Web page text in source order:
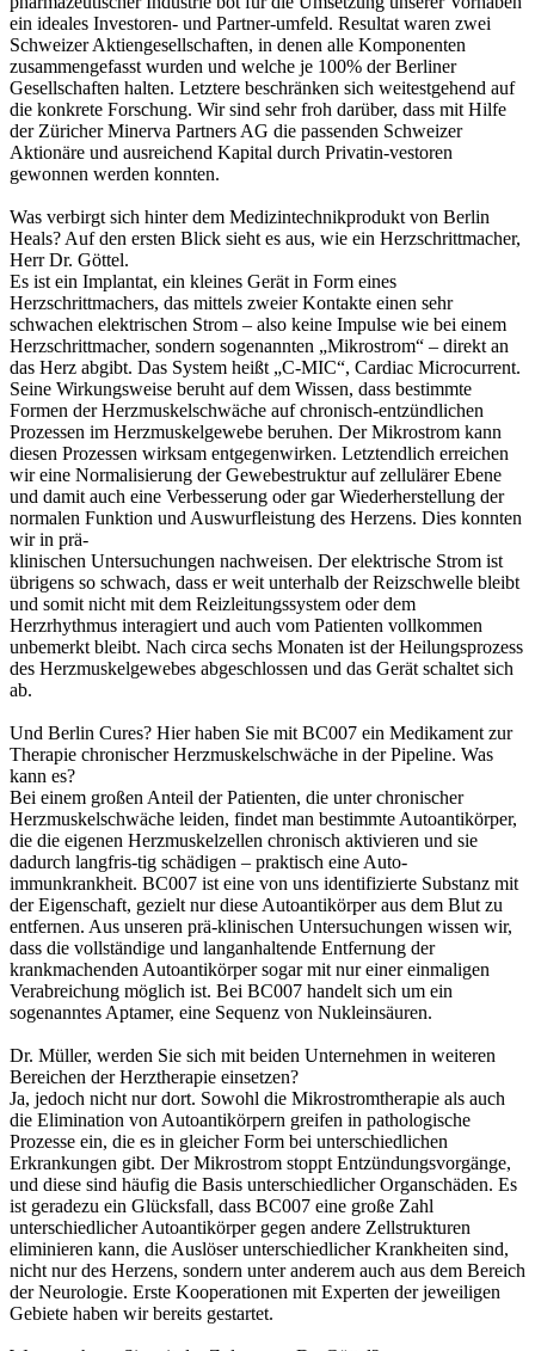
ein ideales Investoren- und Partner-umfeld. Resultat waren zwei
Schweizer Aktiengesellschaften, in denen alle Komponenten
zusammengefasst wurden und welche je 100% der Berliner
Gesellschaften halten. Letztere beschränken sich weitestgehend auf
die konkrete Forschung. Wir sind sehr froh darüber, dass mit Hilfe
der Züricher Minerva Partners AG die passenden Schweizer
Aktionäre und ausreichend Kapital durch Privatin-vestoren
gewonnen werden konnten.
Was verbirgt sich hinter dem Medizintechnikprodukt von Berlin
Heals? Auf den ersten Blick sieht es aus, wie ein Herzschrittmacher,
Herr Dr. Göttel.
Es ist ein Implantat, ein kleines Gerät in Form eines
Herzschrittmachers, das mittels zweier Kontakte einen sehr
schwachen elektrischen Strom – also keine Impulse wie bei einem
Herzschrittmacher, sondern sogenannten „Mikrostrom“ – direkt an
das Herz abgibt. Das System heißt „C-MIC“, Cardiac Microcurrent.
Seine Wirkungsweise beruht auf dem Wissen, dass bestimmte
Formen der Herzmuskelschwäche auf chronisch-entzündlichen
Prozessen im Herzmuskelgewebe beruhen. Der Mikrostrom kann
diesen Prozessen wirksam entgegenwirken. Letztendlich erreichen
wir eine Normalisierung der Gewebestruktur auf zellulärer Ebene
und damit auch eine Verbesserung oder gar Wiederherstellung der
normalen Funktion und Auswurfleistung des Herzens. Dies konnten
wir in prä-
klinischen Untersuchungen nachweisen. Der elektrische Strom ist
übrigens so schwach, dass er weit unterhalb der Reizschwelle bleibt
und somit nicht mit dem Reizleitungssystem oder dem
Herzrhythmus interagiert und auch vom Patienten vollkommen
unbemerkt bleibt. Nach circa sechs Monaten ist der Heilungsprozess
des Herzmuskelgewebes abgeschlossen und das Gerät schaltet sich
ab.
Und Berlin Cures? Hier haben Sie mit BC007 ein Medikament zur
Therapie chronischer Herzmuskelschwäche in der Pipeline. Was
kann es?
Bei einem großen Anteil der Patienten, die unter chronischer
Herzmuskelschwäche leiden, findet man bestimmte Autoantikörper,
die die eigenen Herzmuskelzellen chronisch aktivieren und sie
dadurch langfris-tig schädigen – praktisch eine Auto-
immunkrankheit. BC007 ist eine von uns identifizierte Substanz mit
der Eigenschaft, gezielt nur diese Autoantikörper aus dem Blut zu
entfernen. Aus unseren prä-klinischen Untersuchungen wissen wir,
dass die vollständige und langanhaltende Entfernung der
krankmachenden Autoantikörper sogar mit nur einer einmaligen
Verabreichung möglich ist. Bei BC007 handelt sich um ein
sogenanntes Aptamer, eine Sequenz von Nukleinsäuren.
Dr. Müller, werden Sie sich mit beiden Unternehmen in weiteren
Bereichen der Herztherapie einsetzen?
Ja, jedoch nicht nur dort. Sowohl die Mikrostromtherapie als auch
die Elimination von Autoantikörpern greifen in pathologische
Prozesse ein, die es in gleicher Form bei unterschiedlichen
Erkrankungen gibt. Der Mikrostrom stoppt Entzündungsvorgänge,
und diese sind häufig die Basis unterschiedlicher Organschäden. Es
ist geradezu ein Glücksfall, dass BC007 eine große Zahl
unterschiedlicher Autoantikörper gegen andere Zellstrukturen
eliminieren kann, die Auslöser unterschiedlicher Krankheiten sind,
nicht nur des Herzens, sondern unter anderem auch aus dem Bereich
der Neurologie. Erste Kooperationen mit Experten der jeweiligen
Gebiete haben wir bereits gestartet.